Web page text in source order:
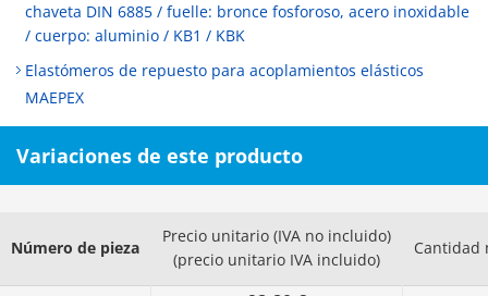
chaveta DIN 6885 / fuelle: bronce fosforoso, acero inoxidable
/ cuerpo: aluminio / KB1 / KBK
Elastómeros de repuesto para acoplamientos elásticos
MAEPEX
Variaciones de este producto
Número de pieza
Precio unitario (IVA no incluido)
(precio unitario IVA incluido)
Cantidad